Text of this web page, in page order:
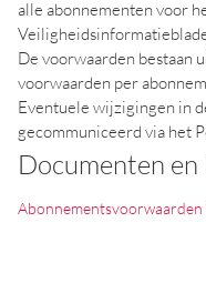
alle abonnementen voor
De voorwaarden bestaan
voorwaarden per
Eventuele wijzigingen in
gecommuniceerd via het
Documenten en
Abonnementsvoorwaarden